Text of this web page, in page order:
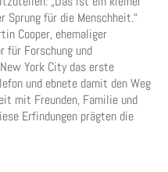
Sprung für die Menschheit.“
Cooper, ehemaliger
für Forschung und
York City das erste
und ebnete damit den Weg
mit Freunden, Familie und
Erfindungen prägten die